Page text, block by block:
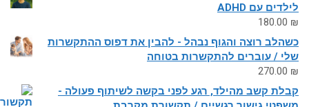
לילדים עם ADHD
180.00
כשהלב רוצה והגוף נבהל - להבין את דפוס ההתקשרות
שלי / עוברים להתקשרות בטוחה
270.00
קבלת קשב מהילד, רגע לפני בקשה לשיתוף פעולה -